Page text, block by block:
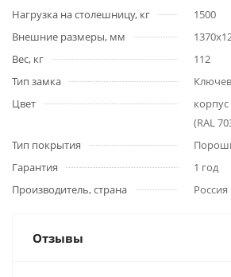
Нагрузка на столешницу, кг
1500
Внешние размеры, мм
Вес, кг
112
Тип замка
Цвет
(RAL
Тип покрытия
Гарантия
1 год
Производитель, страна
Россия
Отзывы